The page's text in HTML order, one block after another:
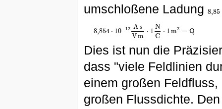
umschloßene Ladung 8,85
8,85
8,854 ⋅ 10−12 As
Vm
⋅ 1
N
C
⋅ 1m2 = Q
8,854⋅10−12AsV m ⋅1NC ⋅ 1m2=Q
Dies ist nun die
dass "viele Feldlinien
einem großen
großen Flussdichte.